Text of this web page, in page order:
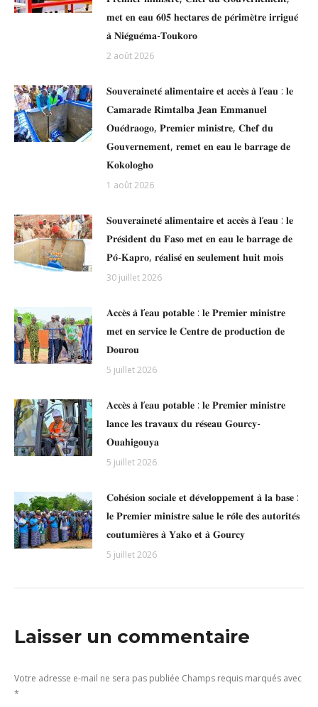
𝐦𝐞𝐭 𝐞𝐧 𝐞𝐚𝐮 𝟔𝟎𝟓 𝐡𝐞𝐜𝐭𝐚𝐫𝐞𝐬 𝐝𝐞 𝐩𝐞́𝐫𝐢𝐦𝐞̀𝐭𝐫𝐞 𝐢𝐫𝐫𝐢𝐠𝐮𝐞́
𝐚̀ 𝐍𝐢𝐞́𝐠𝐮𝐞́𝐦𝐚-𝐓𝐨𝐮𝐤𝐨𝐫𝐨
2 août 2026
𝐒𝐨𝐮𝐯𝐞𝐫𝐚𝐢𝐧𝐞𝐭𝐞́ 𝐚𝐥𝐢𝐦𝐞𝐧𝐭𝐚𝐢𝐫𝐞 𝐞𝐭 𝐚𝐜𝐜𝐞̀𝐬 𝐚̀ 𝐥’𝐞𝐚𝐮 : 𝐥𝐞
𝐂𝐚𝐦𝐚𝐫𝐚𝐝𝐞 𝐑𝐢𝐦𝐭𝐚𝐥𝐛𝐚 𝐉𝐞𝐚𝐧 𝐄𝐦𝐦𝐚𝐧𝐮𝐞𝐥
𝐎𝐮𝐞́𝐝𝐫𝐚𝐨𝐠𝐨, 𝐏𝐫𝐞𝐦𝐢𝐞𝐫 𝐦𝐢𝐧𝐢𝐬𝐭𝐫𝐞, 𝐂𝐡𝐞𝐟 𝐝𝐮
𝐆𝐨𝐮𝐯𝐞𝐫𝐧𝐞𝐦𝐞𝐧𝐭, 𝐫𝐞𝐦𝐞𝐭 𝐞𝐧 𝐞𝐚𝐮 𝐥𝐞 𝐛𝐚𝐫𝐫𝐚𝐠𝐞 𝐝𝐞
𝐊𝐨𝐤𝐨𝐥𝐨𝐠𝐡𝐨
1 août 2026
𝐒𝐨𝐮𝐯𝐞𝐫𝐚𝐢𝐧𝐞𝐭𝐞́ 𝐚𝐥𝐢𝐦𝐞𝐧𝐭𝐚𝐢𝐫𝐞 𝐞𝐭 𝐚𝐜𝐜𝐞̀𝐬 𝐚̀ 𝐥’𝐞𝐚𝐮 : 𝐥𝐞
𝐏𝐫𝐞́𝐬𝐢𝐝𝐞𝐧𝐭 𝐝𝐮 𝐅𝐚𝐬𝐨 𝐦𝐞𝐭 𝐞𝐧 𝐞𝐚𝐮 𝐥𝐞 𝐛𝐚𝐫𝐫𝐚𝐠𝐞 𝐝𝐞
𝐏𝐨̂-𝐊𝐚𝐩𝐫𝐨, 𝐫𝐞́𝐚𝐥𝐢𝐬𝐞́ 𝐞𝐧 𝐬𝐞𝐮𝐥𝐞𝐦𝐞𝐧𝐭 𝐡𝐮𝐢𝐭 𝐦𝐨𝐢𝐬
30 juillet 2026
𝐀𝐜𝐜𝐞̀𝐬 𝐚̀ 𝐥’𝐞𝐚𝐮 𝐩𝐨𝐭𝐚𝐛𝐥𝐞 : 𝐥𝐞 𝐏𝐫𝐞𝐦𝐢𝐞𝐫 𝐦𝐢𝐧𝐢𝐬𝐭𝐫𝐞
𝐦𝐞𝐭 𝐞𝐧 𝐬𝐞𝐫𝐯𝐢𝐜𝐞 𝐥𝐞 𝐂𝐞𝐧𝐭𝐫𝐞 𝐝𝐞 𝐩𝐫𝐨𝐝𝐮𝐜𝐭𝐢𝐨𝐧 𝐝𝐞
𝐃𝐨𝐮𝐫𝐨𝐮
5 juillet 2026
𝐀𝐜𝐜𝐞̀𝐬 𝐚̀ 𝐥’𝐞𝐚𝐮 𝐩𝐨𝐭𝐚𝐛𝐥𝐞 : 𝐥𝐞 𝐏𝐫𝐞𝐦𝐢𝐞𝐫 𝐦𝐢𝐧𝐢𝐬𝐭𝐫𝐞
𝐥𝐚𝐧𝐜𝐞 𝐥𝐞𝐬 𝐭𝐫𝐚𝐯𝐚𝐮𝐱 𝐝𝐮 𝐫𝐞́𝐬𝐞𝐚𝐮 𝐆𝐨𝐮𝐫𝐜𝐲-
𝐎𝐮𝐚𝐡𝐢𝐠𝐨𝐮𝐲𝐚
5 juillet 2026
𝐂𝐨𝐡𝐞́𝐬𝐢𝐨𝐧 𝐬𝐨𝐜𝐢𝐚𝐥𝐞 𝐞𝐭 𝐝𝐞́𝐯𝐞𝐥𝐨𝐩𝐩𝐞𝐦𝐞𝐧𝐭 𝐚̀ 𝐥𝐚 𝐛𝐚𝐬𝐞 :
𝐥𝐞 𝐏𝐫𝐞𝐦𝐢𝐞𝐫 𝐦𝐢𝐧𝐢𝐬𝐭𝐫𝐞 𝐬𝐚𝐥𝐮𝐞 𝐥𝐞 𝐫𝐨̂𝐥𝐞 𝐝𝐞𝐬 𝐚𝐮𝐭𝐨𝐫𝐢𝐭𝐞́𝐬
𝐜𝐨𝐮𝐭𝐮𝐦𝐢𝐞̀𝐫𝐞𝐬 𝐚̀ 𝐘𝐚𝐤𝐨 𝐞𝐭 𝐚̀ 𝐆𝐨𝐮𝐫𝐜𝐲
5 juillet 2026
Laisser un commentaire
Votre adresse e-mail ne sera pas publiée Champs requis marqués avec
*